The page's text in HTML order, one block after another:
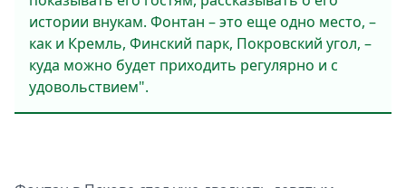
истории внукам. Фонтан – это еще одно место, –
как и Кремль, Финский парк, Покровский угол, –
куда можно будет приходить регулярно и с
удовольствием".